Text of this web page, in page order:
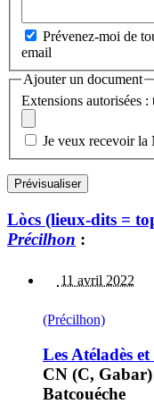
Prévenez-moi de
email
Ajouter un document
Extensions autorisées :
Je veux recevoir la
Lòcs (lieux-dits =
Précilhon :
11 avril 2022
(Précilhon)
Les Atéladès
CN (C,
Batcouéche